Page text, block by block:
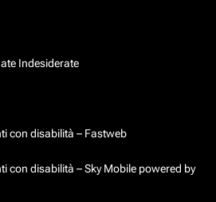
Indesiderate
con disabilità – Fastweb
con disabilità – Sky Mobile powered by